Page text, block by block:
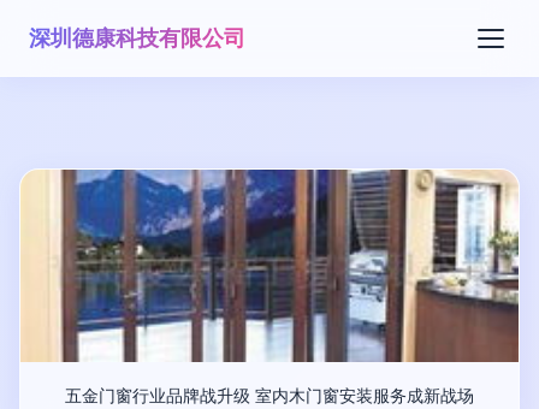
深圳德康科技有限公司
五金门窗行业品牌战升级 室内木门窗安装服务成新战场